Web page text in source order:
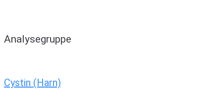
Analysegruppe
Cystin (Harn)